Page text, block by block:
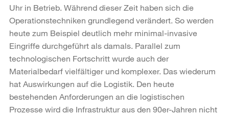
Uhr in Betrieb. Während dieser Zeit haben sich die
Operationstechniken grundlegend verändert. So werden
heute zum Beispiel deutlich mehr minimal-invasive
Eingriffe durchgeführt als damals. Parallel zum
technologischen Fortschritt wurde auch der
Materialbedarf vielfältiger und komplexer. Das wiederum
hat Auswirkungen auf die Logistik. Den heute
bestehenden Anforderungen an die logistischen
Prozesse wird die Infrastruktur aus den 90er-Jahren nicht